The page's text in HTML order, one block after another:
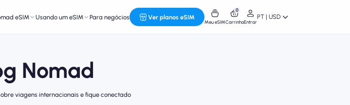
eSIM Usando um eSIM Para negócios Ver planos eSIM
Meu eSIM
0
CarrinhoEntrar
PT | USD
Nomad
viagens internacionais e fique conectado